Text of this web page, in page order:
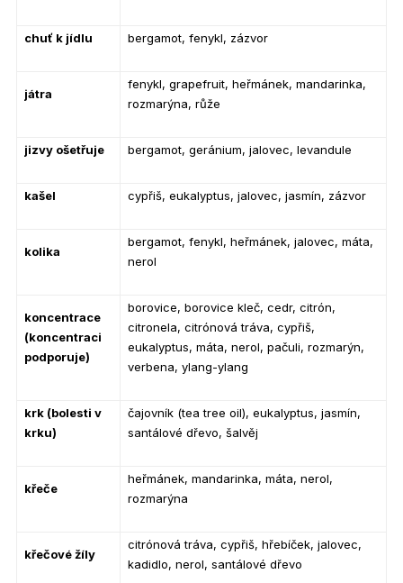
chuť k jídlu bergamot, fenykl, zázvor
játra
fenykl, grapefruit, heřmánek, mandarinka,
rozmarýna, růže
jizvy ošetřuje bergamot, geránium, jalovec, levandule
kašel cypřiš, eukalyptus, jalovec, jasmín, zázvor
kolika
bergamot, fenykl, heřmánek, jalovec, máta,
nerol
koncentrace
(koncentraci
podporuje)
borovice, borovice kleč, cedr, citrón,
citronela, citrónová tráva, cypřiš,
eukalyptus, máta, nerol, pačuli, rozmarýn,
verbena, ylang-ylang
krk (bolesti v
krku)
čajovník (tea tree oil), eukalyptus, jasmín,
santálové dřevo, šalvěj
křeče
heřmánek, mandarinka, máta, nerol,
rozmarýna
křečové žíly
citrónová tráva, cypřiš, hřebíček, jalovec,
kadidlo, nerol, santálové dřevo